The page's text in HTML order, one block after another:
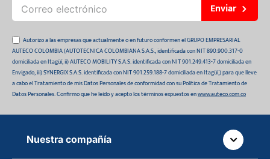
Enviar
Autorizo a las empresas que actualmente o en futuro conformen el GRUPO EMPRESARIAL
AUTECO COLOMBIA (AUTOTECNICA COLOMBIANA S.A.S., identificada con NIT 890.900.317-0
domiciliada en Itagüí, ii) AUTECO MOBILITY S.A.S. identificada con NIT 901.249.413-7 domiciliada en
Envigado, iii) SYNERGIX S.A.S. identificada con NIT 901.259.188-7 domiciliada en Itagüí,) para que lleve
a cabo el Tratamiento de mis Datos Personales de conformidad con su Política de Tratamiento de
Datos Personales. Confirmo que he leído y acepto los términos expuestos enwww.auteco.com.co
Nuestra compañía